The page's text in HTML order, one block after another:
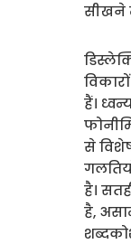
सीखने
हैं।
से
है।
है,